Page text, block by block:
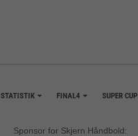
STATISTIK FINAL4 SUPER CUP
Sponsor for Skjern Håndbold: